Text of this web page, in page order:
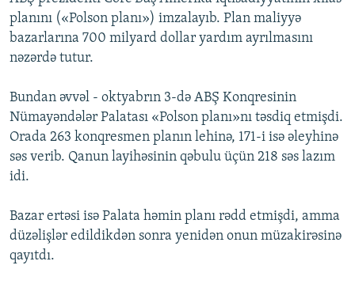
XƏBƏR BÜLLETENLƏRIMIZ
planını («Polson planı») imzalayıb. Plan maliyyə
bazarlarına 700 milyard dollar yardım ayrılmasını
nəzərdə tutur.
Bundan əvvəl - oktyabrın 3-də ABŞ Konqresinin
Nümayəndələr Palatası «Polson planı»nı təsdiq etmişdi.
Orada 263 konqresmen planın lehinə, 171-i isə əleyhinə
səs verib. Qanun layihəsinin qəbulu üçün 218 səs lazım
idi.
Bazar ertəsi isə Palata həmin planı rədd etmişdi, amma
düzəlişlər edildikdən sonra yenidən onun müzakirəsinə
qayıtdı.